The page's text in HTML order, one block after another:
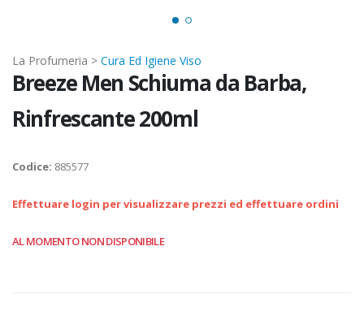
La Profumeria > Cura Ed Igiene Viso
Breeze Men Schiuma da Barba,
Rinfrescante 200ml
Codice: 885577
Effettuare login per visualizzare prezzi ed effettuare ordini
AL MOMENTO NON DISPONIBILE